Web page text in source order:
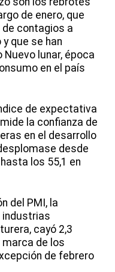
de enero, que
contagios a
que se han
lunar, época
en el país
de expectativa
la confianza de
en el desarrollo
desde
los 55,1 en
del PMI, la
industrias
cayó 2,3
marca de los
de febrero